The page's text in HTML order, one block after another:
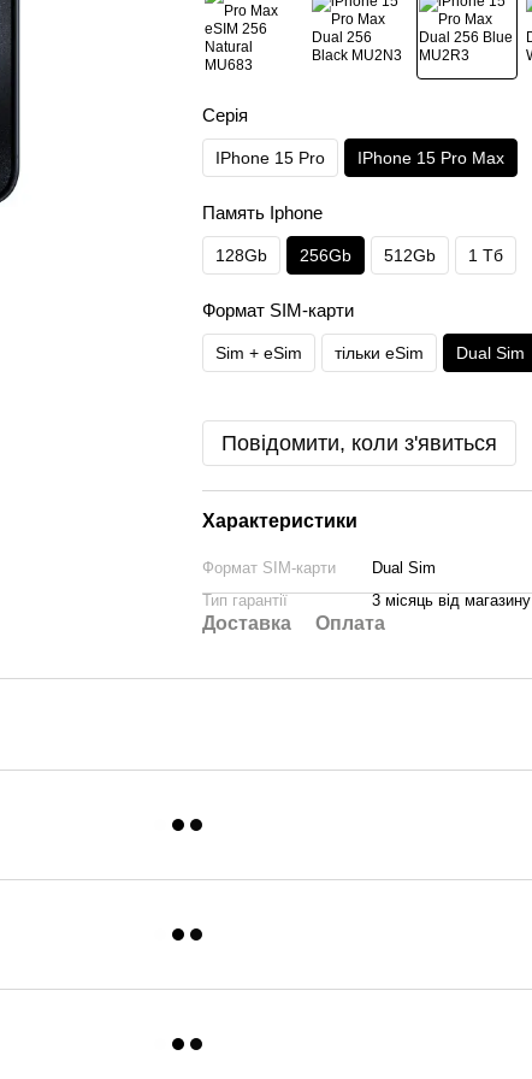
Серія
IPhone 15 Pro IPhone 15 Pro Max
Память Iphone
128Gb 256Gb 512Gb 1 Тб
Формат SIM-карти
Sim + eSim тільки eSim Dual Sim
Повідомити, коли з'явиться
Характеристики
Формат SIM-карти
Dual Sim
Тип гарантії
3 місяць від магазину
Доставка Оплата